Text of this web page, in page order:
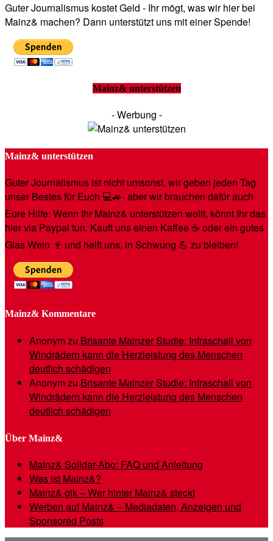
Guter Journalismus kostet Geld - Ihr mögt, was wir hier bei
Mainz& machen? Dann unterstützt uns mit einer Spende!
Mainz& unterstützen
- Werbung -
Mainz& unterstützen
Guter Journalismus ist nicht umsonst, wir geben jeden Tag
unser Bestes für Euch 💻🚙- aber wir brauchen dafür auch
Eure Hilfe: Wenn Ihr Mainz& unterstützen wollt, könnt Ihr das
hier via Paypal tun. Kauft uns einen Kaffee ☕️ oder ein gutes
Glas Wein 🍷 und helft uns, in Schwung 💪 zu bleiben!
Mainz& Kommentare
Anonymzu Brisante Mainzer Studie: Infraschall von
Windrädern kann die Herzleistung des Menschen
deutlich schädigen
Anonymzu Brisante Mainzer Studie: Infraschall von
Windrädern kann die Herzleistung des Menschen
deutlich schädigen
Über Mainz&
Mainz& Solidar-Abo: FAQ und Anleitung
Was ist Mainz&?
Mainz& gik – Wer hinter Mainz& steckt
Werben auf Mainz& – Mediadaten, Anzeigen und
Sponsored Posts